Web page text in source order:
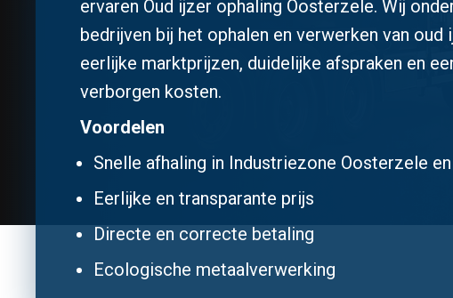
ervaren Oud ijzer ophaling Oosterzele. Wij
bedrijven bij het ophalen en verwerken van
eerlijke marktprijzen, duidelijke afspraken en
verborgen kosten.
Voordelen
Snelle afhaling in Industriezone Oosterzele
Eerlijke en transparante prijs
Directe en correcte betaling
Ecologische metaalverwerking